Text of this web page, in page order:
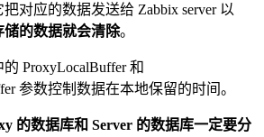
对应的数据发送给 Zabbix server 以
储的数据就会清除。
ProxyLocalBuffer 和
参数控制数据在本地保留的时间。
的数据库和 Server 的数据库一定要分